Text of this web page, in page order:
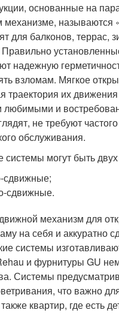
основанные на
механизме, называются
для балконов, террас,
надежную
взломам. Мягкое
траектория их
любимыми и
не требуют
обслуживания.
могут быть
сдвижные;
сдвижные.
механизм для
на себя и аккуратно
системы
и фурнитуры GU
Системы
что важно
квартир, где есть